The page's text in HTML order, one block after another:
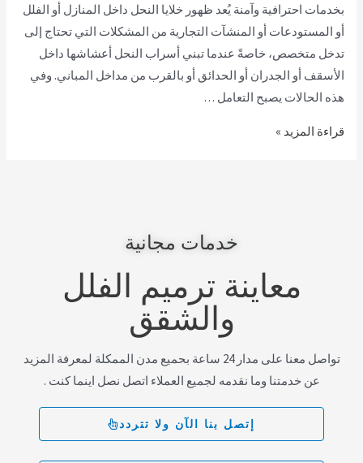
بخدمات احترافية وآمنة يُعد ظهور خلايا النحل داخل المنازل أو الفلل
أو المستودعات أو المنشآت التجارية من المشكلات التي تحتاج إلى
تدخل متخصص، خاصةً عندما تبني أسراب النحل أعشاشها داخل
الأسقف أو الجدران أو الحدائق أو بالقرب من مداخل المباني. وفي
هذه الحالات يصبح التعامل …
قراءة المزيد »
خدمات مجانية
معاينة ترميم الفلل
والشقق
تواصل معنا على مدار 24 ساعة بحميع مدن الممكلة لمعرفة المزيد
عن خدمتنا وما نقدمه لجميع العملاء اتصل نصل اينما كنت .
إتصل بنا الآن ولا تتردد